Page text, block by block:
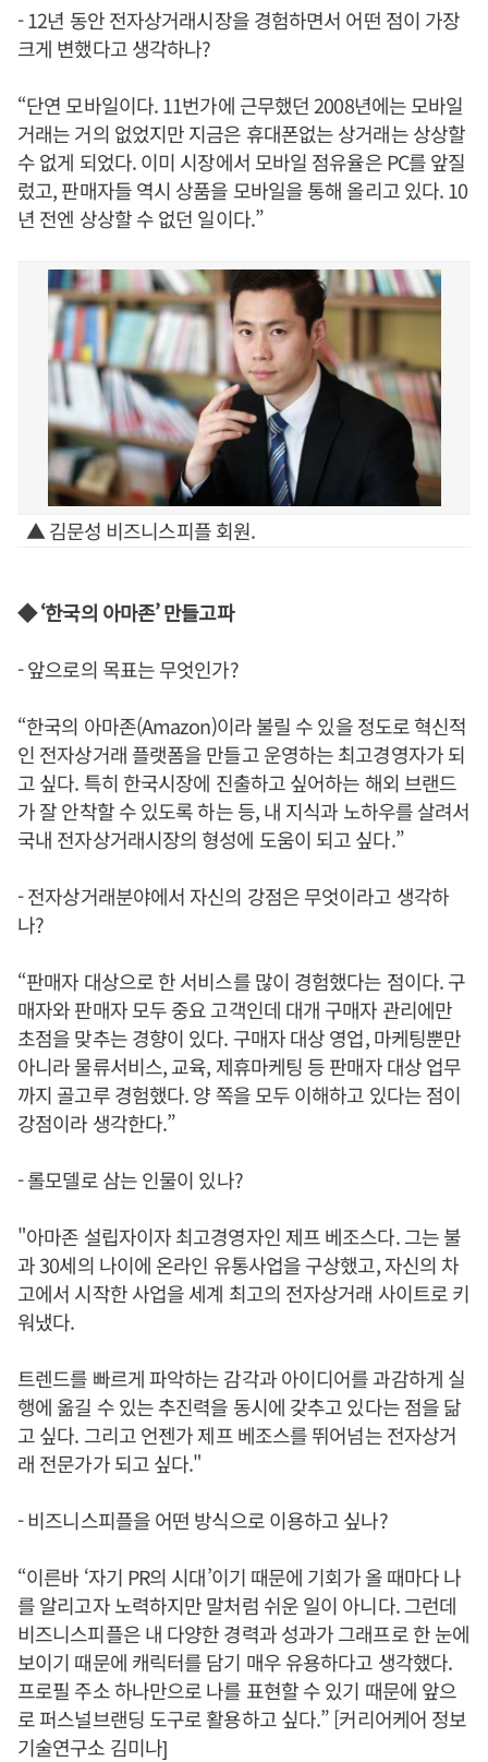
- 12년 동안 전자상거래시장을 경험하면서 어떤 점이 가장
크게 변했다고 생각하나?
“단연 모바일이다. 11번가에 근무했던 2008년에는 모바일
거래는 거의 없었지만 지금은 휴대폰없는 상거래는 상상할
수 없게 되었다. 이미 시장에서 모바일 점유율은 PC를 앞질
렀고, 판매자들 역시 상품을 모바일을 통해 올리고 있다. 10
년 전엔 상상할 수 없던 일이다.”
▲ 김문성 비즈니스피플 회원.
◆ ‘한국의 아마존’ 만들고파
- 앞으로의 목표는 무엇인가?
“한국의 아마존(Amazon)이라 불릴 수 있을 정도로 혁신적
인 전자상거래 플랫폼을 만들고 운영하는 최고경영자가 되
고 싶다. 특히 한국시장에 진출하고 싶어하는 해외 브랜드
가 잘 안착할 수 있도록 하는 등, 내 지식과 노하우를 살려서
국내 전자상거래시장의 형성에 도움이 되고 싶다.”
- 전자상거래분야에서 자신의 강점은 무엇이라고 생각하
나?
“판매자 대상으로 한 서비스를 많이 경험했다는 점이다. 구
매자와 판매자 모두 중요 고객인데 대개 구매자 관리에만
초점을 맞추는 경향이 있다. 구매자 대상 영업, 마케팅뿐만
아니라 물류서비스, 교육, 제휴마케팅 등 판매자 대상 업무
까지 골고루 경험했다. 양 쪽을 모두 이해하고 있다는 점이
강점이라 생각한다.”
- 롤모델로 삼는 인물이 있나?
"아마존 설립자이자 최고경영자인 제프 베조스다. 그는 불
과 30세의 나이에 온라인 유통사업을 구상했고, 자신의 차
고에서 시작한 사업을 세계 최고의 전자상거래 사이트로 키
워냈다.
트렌드를 빠르게 파악하는 감각과 아이디어를 과감하게 실
행에 옮길 수 있는 추진력을 동시에 갖추고 있다는 점을 닮
고 싶다. 그리고 언젠가 제프 베조스를 뛰어넘는 전자상거
래 전문가가 되고 싶다."
- 비즈니스피플을 어떤 방식으로 이용하고 싶나?
“이른바 ‘자기 PR의 시대’이기 때문에 기회가 올 때마다 나
를 알리고자 노력하지만 말처럼 쉬운 일이 아니다. 그런데
비즈니스피플은 내 다양한 경력과 성과가 그래프로 한 눈에
보이기 때문에 캐릭터를 담기 매우 유용하다고 생각했다.
프로필 주소 하나만으로 나를 표현할 수 있기 때문에 앞으
로 퍼스널브랜딩 도구로 활용하고 싶다.” [커리어케어 정보
기술연구소 김미나]